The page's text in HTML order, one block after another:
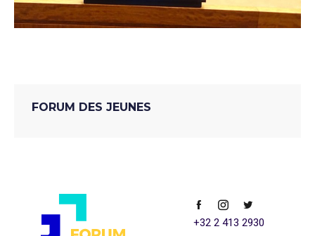
FORUM DES JEUNES
+32 2 413 2930